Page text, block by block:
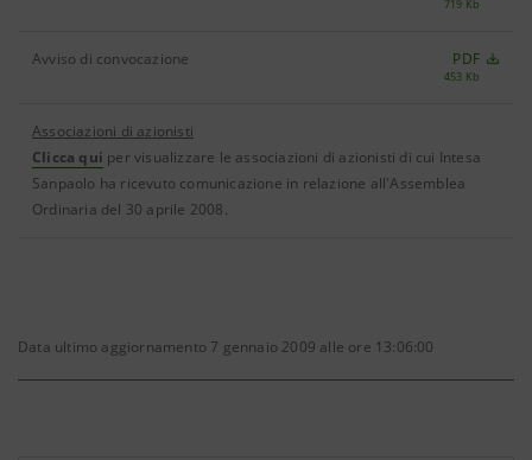
719 Kb
Avviso di convocazione PDF
453 Kb
Associazioni di azionisti
Clicca qui per visualizzare le associazioni di azionisti di cui Intesa
Sanpaolo ha ricevuto comunicazione in relazione all'Assemblea
Ordinaria del 30 aprile 2008.
Data ultimo aggiornamento 7 gennaio 2009 alle ore 13:06:00